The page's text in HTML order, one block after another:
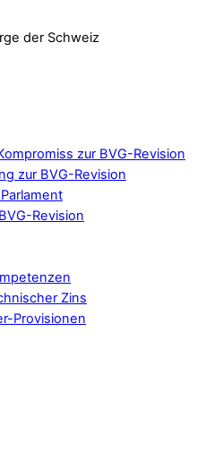
der Schweiz
zur BVG-Revision
zur BVG-Revision
Revision
Zins
Provisionen